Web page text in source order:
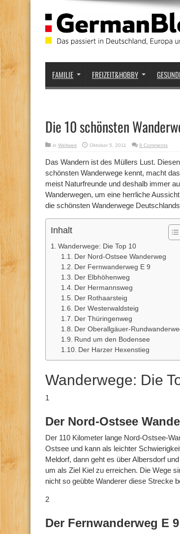
FAMILIE FREIZEIT&HOBBY
Die 10 schönsten
in Weltweit Oktober 5, 2011 8 Comments
Das Wandern ist des Müllers Lust.
schönsten Wanderwege kennt, macht
meist Naturfreunde und deshalb immer
Wanderwegen, um eine herrliche
die schönsten Wanderwege
Inhalt
Wanderwege: Die Top 10
Der Nord-Ostsee Wanderweg
Der Fernwanderweg E 9
Der Elbhöhenweg
Der Hermannsweg
Der Rothaarsteig
Der Westerwaldsteig
Der Thüringenweg
Der Oberallgäuer-
Rund um den Bodensee
Der Harzer Hexenstieg
Wanderwege: Die
1
Der Nord-Ostsee
Der 110 Kilometer lange Nord-Ostsee-
Ostsee und kann als leichter
Meldorf, dann geht es über Albersdorf
um als Ziel Kiel zu erreichen. Die Wege
nicht so geübte Wanderer diese Strecke
2
Der Fernwanderweg E 9